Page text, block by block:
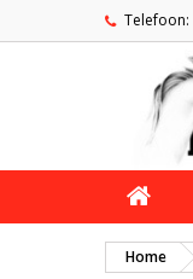
Telefoon:
Home